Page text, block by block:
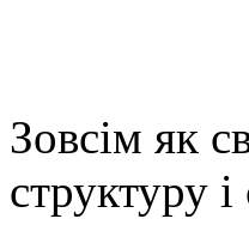
Зовсім як
структуру